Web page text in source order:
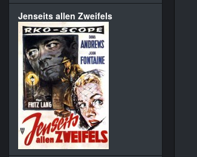
Jenseits allen Zweifels